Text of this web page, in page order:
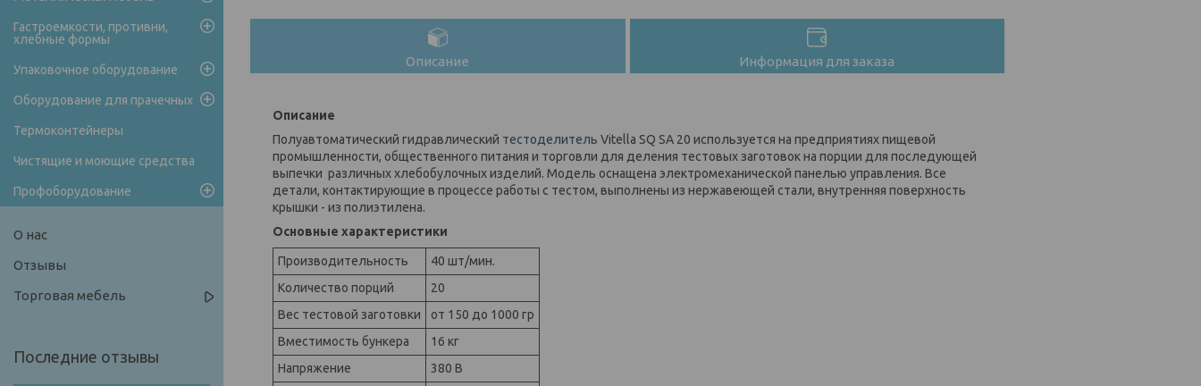
Описание Информация для заказа
Описание
Полуавтоматический гидравлический тестоделитель Vitella SQ SA 20 используется на предприятиях пищевой
промышленности, общественного питания и торговли для деления тестовых заготовок на порции для последующей
выпечки различных хлебобулочных изделий. Модель оснащена электромеханической панелью управления. Все
детали, контактирующие в процессе работы с тестом, выполнены из нержавеющей стали, внутренняя поверхность
крышки - из полиэтилена.
Основные характеристики
Производительность
40 шт/мин.
Количество порций
20
Вес тестовой заготовки
от 150 до 1000 гр
Вместимость бункера
16 кг
Напряжение
380 В
Гастроемкости, противни,
хлебные формы
Упаковочное оборудование
Оборудование для прачечных
Термоконтейнеры
Чистящие и моющие средства
Профоборудование
О нас
Отзывы
Торговая мебель